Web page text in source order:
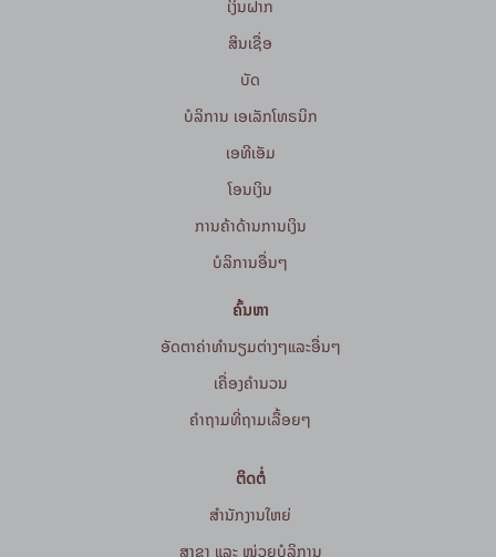
ເງິນຝາກ
ສິນເຊື່ອ
ບັດ
ບໍລິການ ເອເລັກໂທຣນິກ
ເອທີເອັມ
ໂອນເງິນ
ການຄ້າດ້ານການເງິນ
ບໍລິການອື່ນໆ
ຄົ້ນຫາ
ອັດຕາຄ່າທຳນຽມຕ່າງໆແລະອື່ນໆ
ເຄື່ອງຄຳນວນ
ຄໍາຖາມທີ່ຖາມເລື້ອຍໆ
ຕິດຕໍ່
ສໍານັກງານໃຫຍ່
ສາຂາ ແລະ ໜ່ວຍບໍລິການ